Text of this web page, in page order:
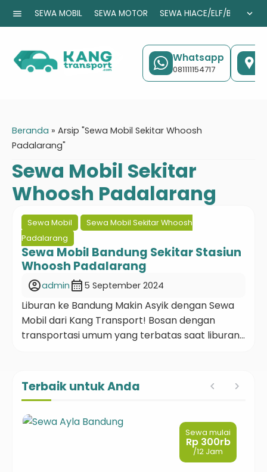
menu SEWA MOBIL SEWA MOTOR SEWA HIACE/ELF/BUS expand_more
Whatsapp
081111154717
Beranda » Arsip "Sewa Mobil Sekitar Whoosh
Padalarang"
Sewa Mobil Sekitar
Whoosh Padalarang
Sewa Mobil
Sewa Mobil Sekitar Whoosh
Padalarang
Sewa Mobil Bandung Sekitar Stasiun
Whoosh Padalarang
account_circleadmin calendar_month 5 September 2024
Liburan ke Bandung Makin Asyik dengan Sewa
Mobil dari Kang Transport! Bosan dengan
transportasi umum yang terbatas saat liburan
mobil bisa jadi solusinya! Apalagi kalau kamu
tiba di Stasiun Kereta Cepat Whoosh
berpetualang di Bandung dengan harga
Terbaik untuk Anda